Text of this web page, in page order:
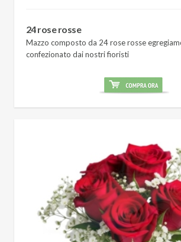
24 rose rosse
Mazzo composto da 24 rose rosse
confezionato dai nostri fioristi